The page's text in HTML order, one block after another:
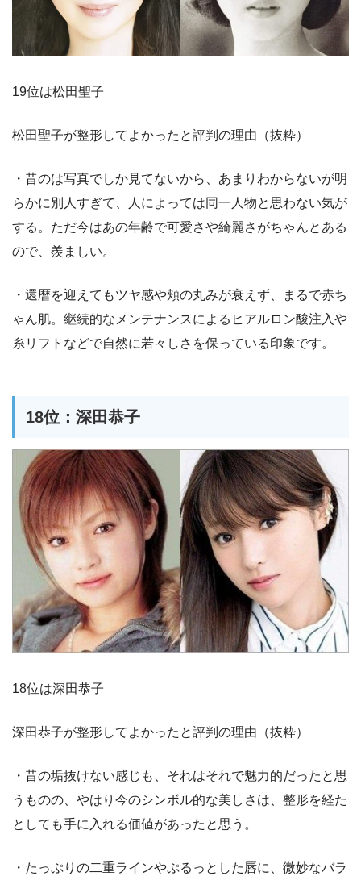
19位は松田聖子
松田聖子が整形してよかったと評判の理由（抜粋）
・昔のは写真でしか見てないから、あまりわからないが明
らかに別人すぎて、人によっては同一人物と思わない気が
する。ただ今はあの年齢で可愛さや綺麗さがちゃんとある
ので、羨ましい。
・還暦を迎えてもツヤ感や頬の丸みが衰えず、まるで赤ち
ゃん肌。継続的なメンテナンスによるヒアルロン酸注入や
糸リフトなどで自然に若々しさを保っている印象です。
18位：深田恭子
18位は深田恭子
深田恭子が整形してよかったと評判の理由（抜粋）
・昔の垢抜けない感じも、それはそれで魅力的だったと思
うものの、やはり今のシンボル的な美しさは、整形を経た
としても手に入れる価値があったと思う。
・たっぷりの二重ラインやぷるっとした唇に、微妙なバラ